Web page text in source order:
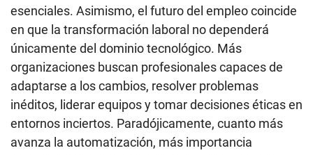
esenciales. Asimismo, el futuro del empleo coincide
en que la transformación laboral no dependerá
únicamente del dominio tecnológico. Más
organizaciones buscan profesionales capaces de
adaptarse a los cambios, resolver problemas
inéditos, liderar equipos y tomar decisiones éticas en
entornos inciertos. Paradójicamente, cuanto más
avanza la automatización, más importancia